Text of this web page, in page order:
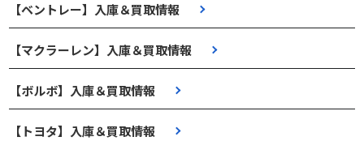
【ベントレー】入庫＆買取情報
【マクラーレン】入庫＆買取情報
【ボルボ】入庫＆買取情報
【トヨタ】入庫＆買取情報